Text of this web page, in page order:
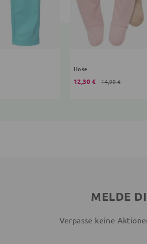
Hose
12,30 € 14,99 €
MELDE
Verpasse keine